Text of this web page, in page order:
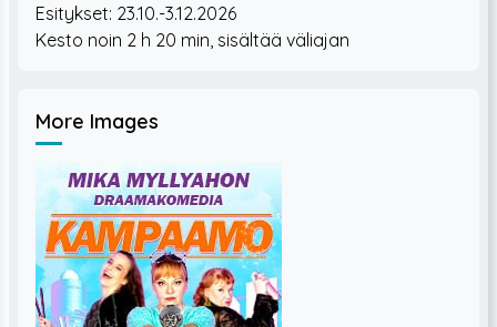
Esitykset: 23.10.-3.12.2026
More Images